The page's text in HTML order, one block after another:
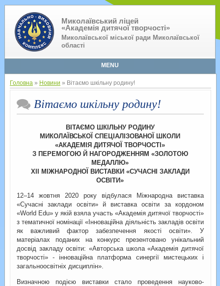
Миколаївський ліцей
«Академія дитячої творчості»
Миколаївської міської ради Миколаївської
області
MENU
Головна» Новини » Вітаємо шкільну родину!
Вітаємо шкільну родину!
ВІТАЄМО ШКІЛЬНУ РОДИНУ
МИКОЛАЇВСЬКОЇ СПЕЦІАЛІЗОВАНОЇ ШКОЛИ
«АКАДЕМІЯ ДИТЯЧОЇ ТВОРЧОСТІ»
З ПЕРЕМОГОЮ Й НАГОРОДЖЕННЯМ «ЗОЛОТОЮ
МЕДАЛЛЮ»
ХІІ МІЖНАРОДНОЇ ВИСТАВКИ «СУЧАСНІ ЗАКЛАДИ
ОСВІТИ»
12–14 жовтня 2020 року відбулася Міжнародна виставка
«Сучасні заклади освіти» й виставка освіти за кордоном
«World Edu» у якій взяла участь «Академія дитячої творчості»
з тематичної номінації «Інноваційна діяльність закладів освіти
як важливий фактор забезпечення якості освіти». У
матеріалах поданих на конкурс презентовано унікальний
досвід закладу освіти: «Авторська школа «Академія дитячої
творчості» - інноваційна платформа синергії мистецьких і
загальноосвітніх дисциплін».
Визначною подією виставки стало проведення науково-